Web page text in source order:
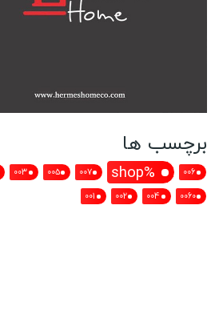
برچسب ها
006
%shop
007
005
003
0060
004
002
001